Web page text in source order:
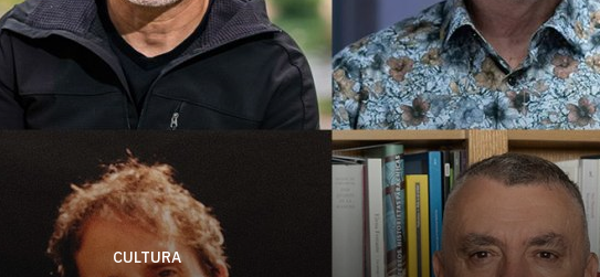
CULTURA